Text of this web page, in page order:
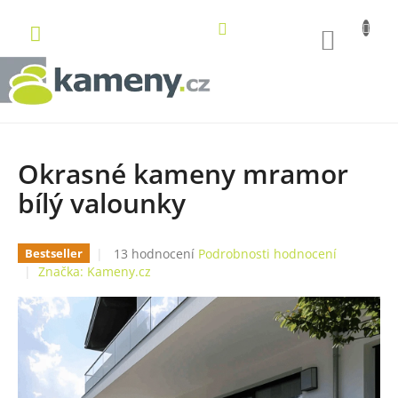
obsah
Okrasné kameny mramor
bílý valounky
Bestseller
Průměrné
hodnocení
4,8
z
5
hvězdiček.
13 hodnocení Podrobnosti hodnocení
Značka: Kameny.cz